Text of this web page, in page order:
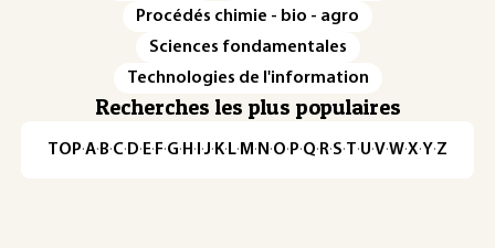
Procédés chimie - bio - agro
Sciences fondamentales
Technologies de l'information
Recherches les plus populaires
TOP·A·B·C· D· E· F·G· H · ·J· K· L· M · N ·O· P·Q· R·S·T·U·V·W·X·Y·Z